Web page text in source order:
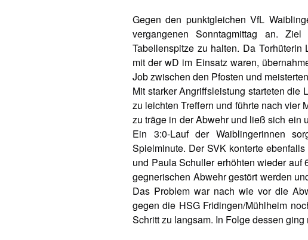
Gegen den punktgleichen VfL
vergangenen Sonntagmittag an.
Tabellenspitze zu halten. Da
mit der wD im Einsatz waren,
Job zwischen den Pfosten und
Mit starker Angriffsleistung starteten die
zu leichten Treffern und führte nach vier
zu träge in der Abwehr und ließ sich ein
Ein 3:0-Lauf der Waiblingerinnen
Spielminute. Der SVK konterte
und Paula Schuller erhöhten wieder auf
gegnerischen Abwehr gestört werden
Das Problem war nach wie vor die
gegen die HSG Fridingen/Mühlheim
Schritt zu langsam. In Folge dessen